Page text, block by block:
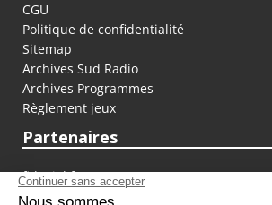
CGU
Politique de confidentialité
Sitemap
Archives Sud Radio
Archives Programmes
Règlement jeux
Partenaires
fiducial.fr
lyoncapitale.fr